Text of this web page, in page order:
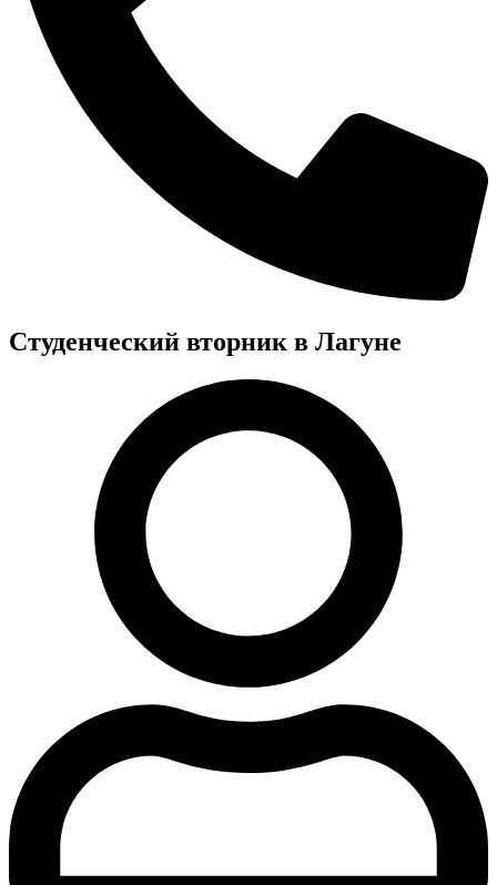
Студенческий вторник в Лагуне